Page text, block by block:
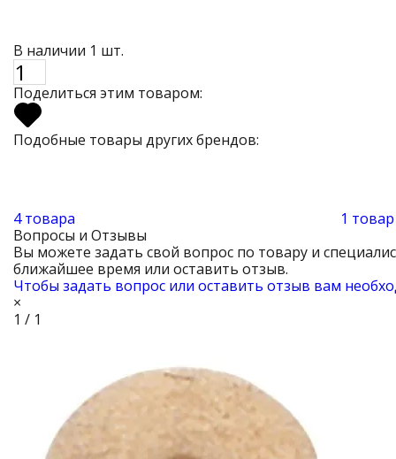
В наличии 1 шт.
Поделиться этим товаром:
Подобные товары других брендов:
4 товара
1 товар
Вопросы и Отзывы
Вы можете задать свой вопрос по товару и
ближайшее время или оставить отзыв.
Чтобы задать вопрос или оставить отзыв вам
×
1 / 1